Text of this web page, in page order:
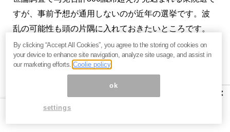
すが、事前予想が通用しないのが近年の選挙です。波
乱の可能性も頭の片隅に入れておきたいところです。
（『日本株投資家「坂本彰」公式メールマガジン』坂
本彰）
プロフィール：坂本彰（さかもと あきら）
株式会社リーブル代表取締役。サラリーマン時代に始
めた株式投資から多くの失敗と経験を積み、株で勝つ
ための独自ルールを作り上げる。2009年10月に130万
×
By clicking “Accept All Cookies”, you agree to the storing of cookies on
your device to enhance site navigation, analyze site usage, and assist in
our marketing efforts.Coolie policy
ok
settings